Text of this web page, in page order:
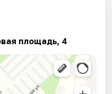
площадь, 4